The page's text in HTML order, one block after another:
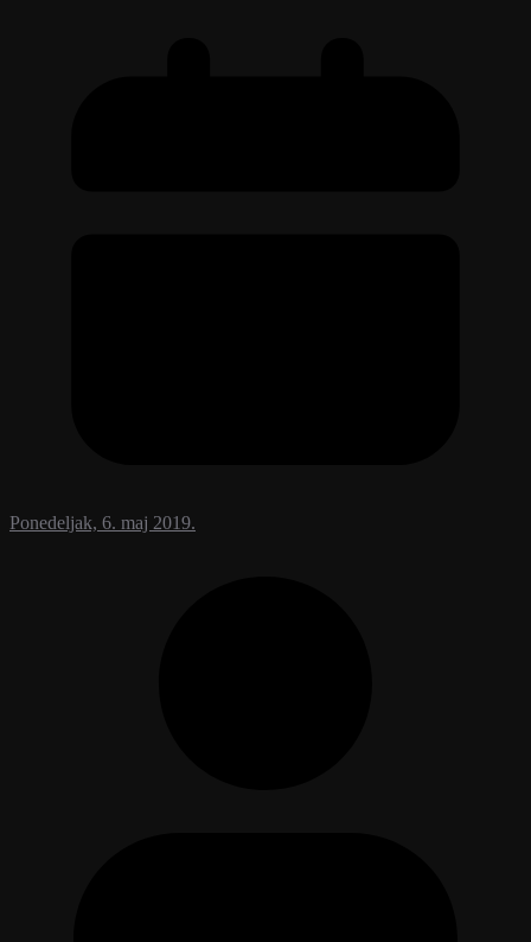
Ponedeljak, 6. maj 2019.